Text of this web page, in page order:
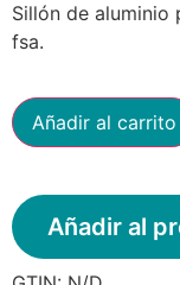
Sillón de aluminio
fsa.
Añadir al carrito
Añadir al